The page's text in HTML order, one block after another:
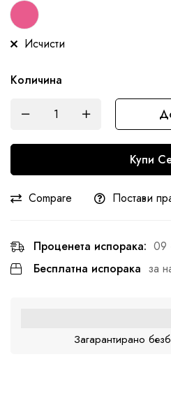
Исчисти
Количина
Купи
Compare Постави
Проценета испорака: 09
Бесплатна испорака за
Загарантирано